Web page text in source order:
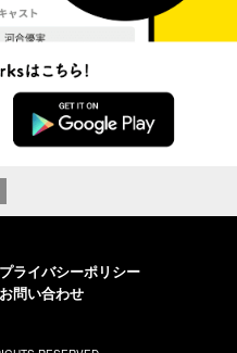
プライバシーポリシー
お問い合わせ